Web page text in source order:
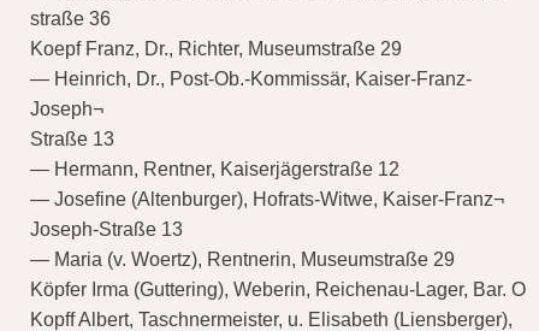
straße 36
Koepf Franz, Dr., Richter, Museumstraße 29
— Heinrich, Dr., Post-Ob.-Kommissär, Kaiser-Franz-
Joseph¬
Straße 13
— Hermann, Rentner, Kaiserjägerstraße 12
— Josefine (Altenburger), Hofrats-Witwe, Kaiser-Franz¬
Joseph-Straße 13
— Maria (v. Woertz), Rentnerin, Museumstraße 29
Köpfer Irma (Guttering), Weberin, Reichenau-Lager, Bar. O
Kopff Albert, Taschnermeister, u. Elisabeth (Liensberger),